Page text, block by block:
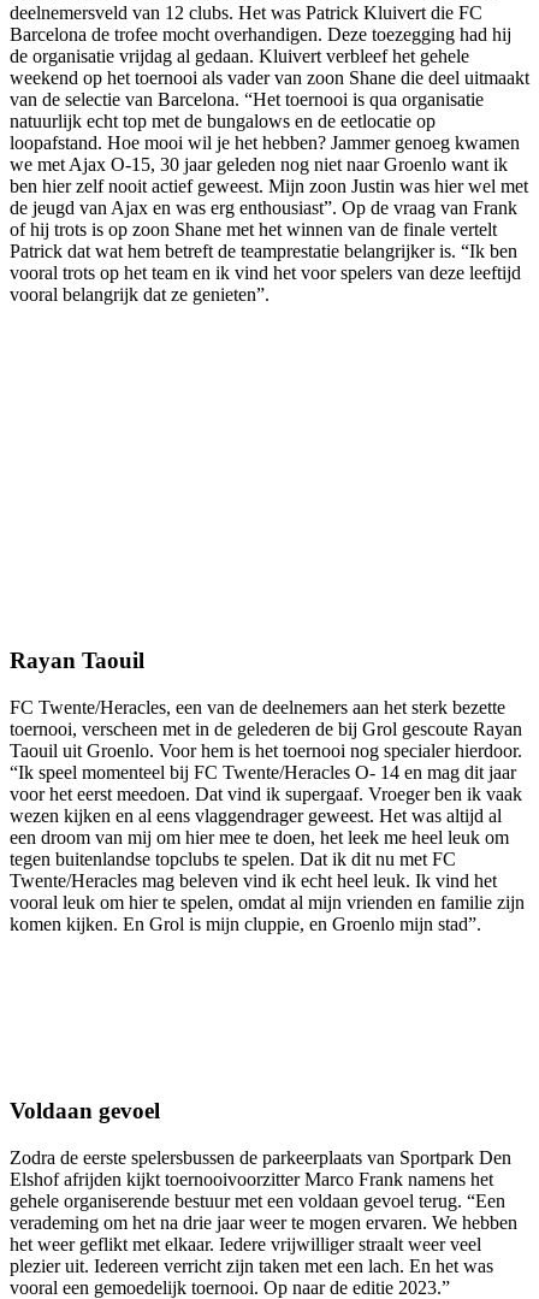
deelnemersveld van 12 clubs. Het was Patrick Kluivert die FC
Barcelona de trofee mocht overhandigen. Deze toezegging had hij
de organisatie vrijdag al gedaan. Kluivert verbleef het gehele
weekend op het toernooi als vader van zoon Shane die deel uitmaakt
van de selectie van Barcelona. “Het toernooi is qua organisatie
natuurlijk echt top met de bungalows en de eetlocatie op
loopafstand. Hoe mooi wil je het hebben? Jammer genoeg kwamen
we met Ajax O-15, 30 jaar geleden nog niet naar Groenlo want ik
ben hier zelf nooit actief geweest. Mijn zoon Justin was hier wel met
de jeugd van Ajax en was erg enthousiast”. Op de vraag van Frank
of hij trots is op zoon Shane met het winnen van de finale vertelt
Patrick dat wat hem betreft de teamprestatie belangrijker is. “Ik ben
vooral trots op het team en ik vind het voor spelers van deze leeftijd
vooral belangrijk dat ze genieten”.
Rayan Taouil
FC Twente/Heracles, een van de deelnemers aan het sterk bezette
toernooi, verscheen met in de gelederen de bij Grol gescoute Rayan
Taouil uit Groenlo. Voor hem is het toernooi nog specialer hierdoor.
“Ik speel momenteel bij FC Twente/Heracles O- 14 en mag dit jaar
voor het eerst meedoen. Dat vind ik supergaaf. Vroeger ben ik vaak
wezen kijken en al eens vlaggendrager geweest. Het was altijd al
een droom van mij om hier mee te doen, het leek me heel leuk om
tegen buitenlandse topclubs te spelen. Dat ik dit nu met FC
Twente/Heracles mag beleven vind ik echt heel leuk. Ik vind het
vooral leuk om hier te spelen, omdat al mijn vrienden en familie zijn
komen kijken. En Grol is mijn cluppie, en Groenlo mijn stad”.
Voldaan gevoel
Zodra de eerste spelersbussen de parkeerplaats van Sportpark Den
Elshof afrijden kijkt toernooivoorzitter Marco Frank namens het
gehele organiserende bestuur met een voldaan gevoel terug. “Een
verademing om het na drie jaar weer te mogen ervaren. We hebben
het weer geflikt met elkaar. Iedere vrijwilliger straalt weer veel
plezier uit. Iedereen verricht zijn taken met een lach. En het was
vooral een gemoedelijk toernooi. Op naar de editie 2023.”